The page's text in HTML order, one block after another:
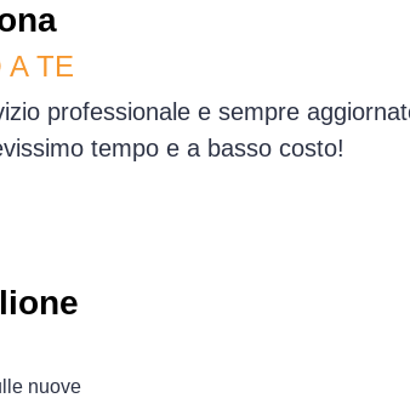
A TE
professionale e sempre
tempo e a basso costo!
nuove